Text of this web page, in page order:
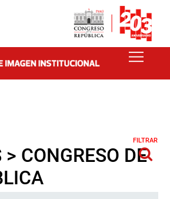
CONGRESO DE
FILTRAR